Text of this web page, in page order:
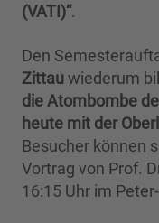
(VATI)“.
Den
Zittauwiederum
die Atombombe
heute mit der
Besucher können
Vortrag von Prof.
16:15 Uhr im